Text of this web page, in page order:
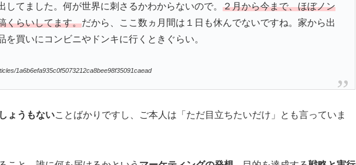
してました。何が世界に刺さるかわからないので。 ２月から今まで、ほぼノン
くらいしてます。だから、ここ数ヵ月間は１日も休んでないですね。家から出
を買いにコンビニやドンキに行くときぐらい。
1a6b6efa935c0f5073212ca8bee98f35091caead
しょうもないことばかりですし、ご本人は「ただ目立ちたいだけ」とも言っていま